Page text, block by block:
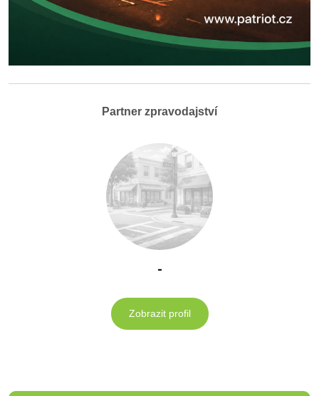
Partner zpravodajství
-
Zobrazit profil